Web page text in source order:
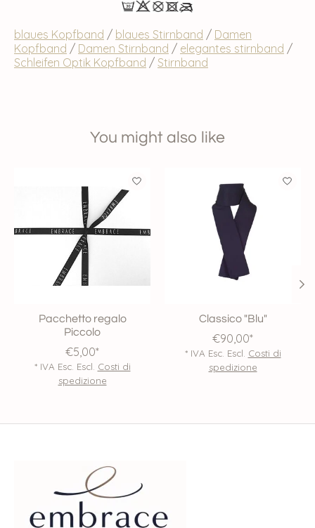
blaues Kopfband / blaues Stirnband / Damen
Kopfband / Damen Stirnband / elegantes stirnband /
Schleifen Optik Kopfband / Stirnband
You might also like
Product carousel items
Pacchetto regalo
Piccolo
€5,00*
* IVA Esc. Escl. Costi di
spedizione
Classico "Blu"
€90,00*
* IVA Esc. Escl. Costi di
spedizione